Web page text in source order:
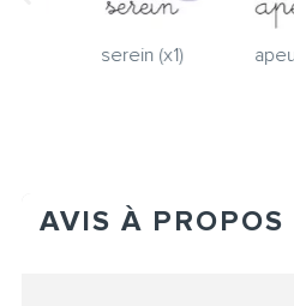
serein (x1)
AVIS À